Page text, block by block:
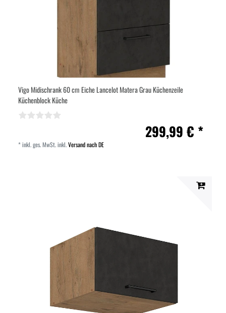
Vigo Midischrank 60 cm Eiche Lancelot Matera Grau Küchenzeile
Küchenblock Küche
299,99 € *
*inkl. ges. MwSt.inkl.Versand nach DE